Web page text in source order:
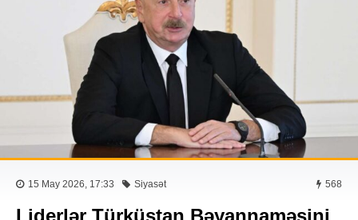
15 May 2026, 17:33 Siyasət 568